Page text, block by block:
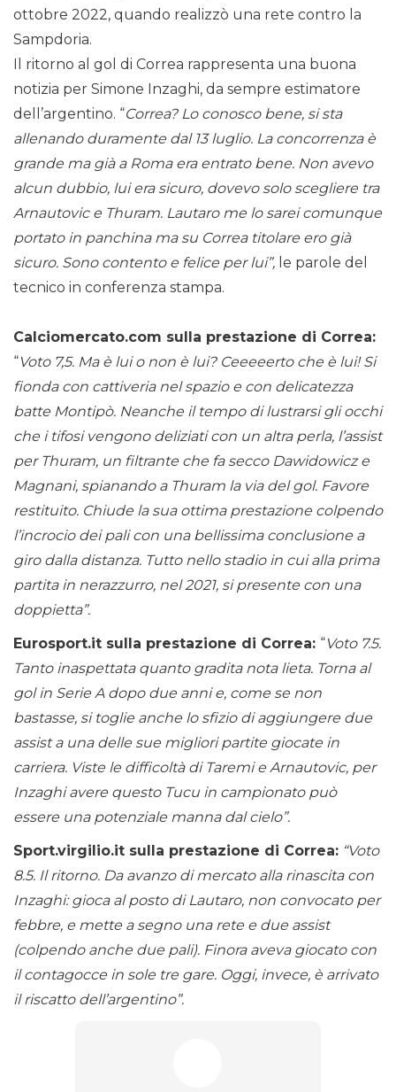
ottobre 2022, quando realizzò una rete contro la
Sampdoria.
Il ritorno al gol di Correa rappresenta una buona
notizia per Simone Inzaghi, da sempre estimatore
dell’argentino. “Correa? Lo conosco bene, si sta
allenando duramente dal 13 luglio. La concorrenza è
grande ma già a Roma era entrato bene. Non avevo
alcun dubbio, lui era sicuro, dovevo solo scegliere tra
Arnautovic e Thuram. Lautaro me lo sarei comunque
portato in panchina ma su Correa titolare ero già
sicuro. Sono contento e felice per lui”, le parole del
tecnico in conferenza stampa.
Calciomercato.com sulla prestazione di Correa:
“Voto 7,5. Ma è lui o non è lui? Ceeeeerto che è lui! Si
fionda con cattiveria nel spazio e con delicatezza
batte Montipò. Neanche il tempo di lustrarsi gli occhi
che i tifosi vengono deliziati con un altra perla, l’assist
per Thuram, un filtrante che fa secco Dawidowicz e
Magnani, spianando a Thuram la via del gol. Favore
restituito. Chiude la sua ottima prestazione colpendo
l’incrocio dei pali con una bellissima conclusione a
giro dalla distanza. Tutto nello stadio in cui alla prima
partita in nerazzurro, nel 2021, si presente con una
doppietta”.
Eurosport.it sulla prestazione di Correa: “Voto 7.5.
Tanto inaspettata quanto gradita nota lieta. Torna al
gol in Serie A dopo due anni e, come se non
bastasse, si toglie anche lo sfizio di aggiungere due
assist a una delle sue migliori partite giocate in
carriera. Viste le difficoltà di Taremi e Arnautovic, per
Inzaghi avere questo Tucu in campionato può
essere una potenziale manna dal cielo”.
Sport.virgilio.it sulla prestazione di Correa: “Voto
8.5. Il ritorno. Da avanzo di mercato alla rinascita con
Inzaghi: gioca al posto di Lautaro, non convocato per
febbre, e mette a segno una rete e due assist
(colpendo anche due pali). Finora aveva giocato con
il contagocce in sole tre gare. Oggi, invece, è arrivato
il riscatto dell’argentino”.